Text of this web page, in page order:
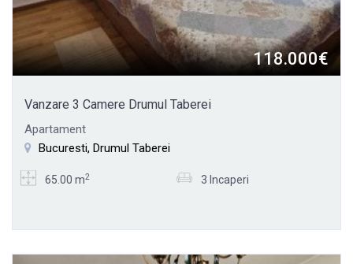
118.000€
Vanzare 3 Camere Drumul Taberei
Apartament
Bucuresti, Drumul Taberei
65.00 m2 3 Incaperi